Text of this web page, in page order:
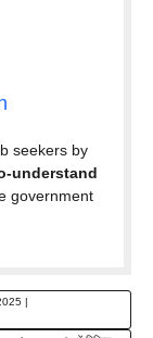
seekers by
understand
government
|